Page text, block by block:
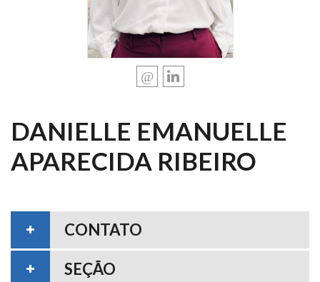
DANIELLE EMANUELLE
APARECIDA RIBEIRO
CONTATO
SEÇÃO